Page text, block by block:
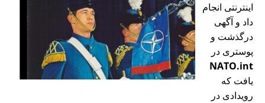
اینترنتی انجام
داد و آگهی
درگذشت و
پوستری در
NATO.int
یافت که
رویدادی در